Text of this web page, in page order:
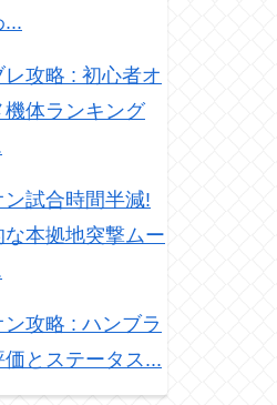
...
レ攻略 : 初心者オ
機体ランキング
ン試合時間半減!
な本拠地突撃ムー
ン攻略 : ハンブラ
価とステータス...